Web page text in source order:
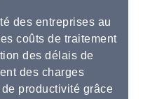
des entreprises au
coûts de traitement
des délais de
des charges
productivité grâce